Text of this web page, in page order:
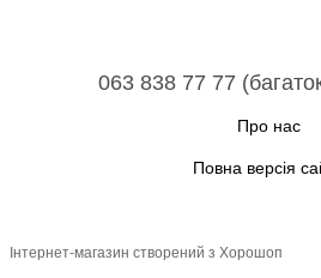
063 838 77 77
Про нас
Повна версія
Інтернет-магазин створений з Хорошоп